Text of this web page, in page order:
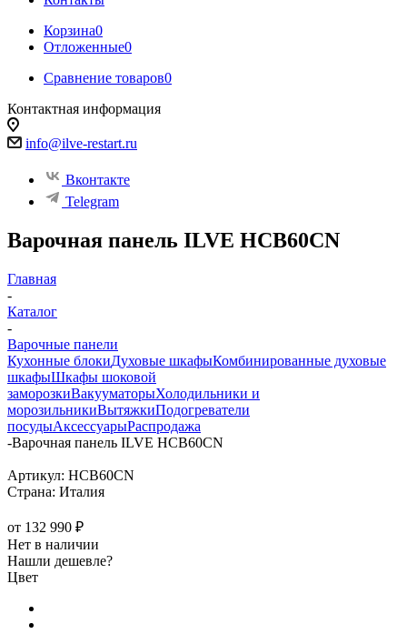
Корзина0
Отложенные0
Сравнение товаров0
Контактная информация
info@ilve-restart.ru
Вконтакте
Telegram
Варочная панель ILVE HCB60CN
Главная
-
Каталог
-
Варочные панели
Кухонные блокиДуховые шкафыКомбинированные духовые
шкафыШкафы шоковой
заморозкиВакууматорыХолодильники и
морозильникиВытяжкиПодогреватели
посудыАксессуарыРаспродажа
-Варочная панель ILVE HCB60CN
Артикул: HCB60CN
Страна: Италия
от 132 990 ₽
Нет в наличии
Нашли дешевле?
Цвет